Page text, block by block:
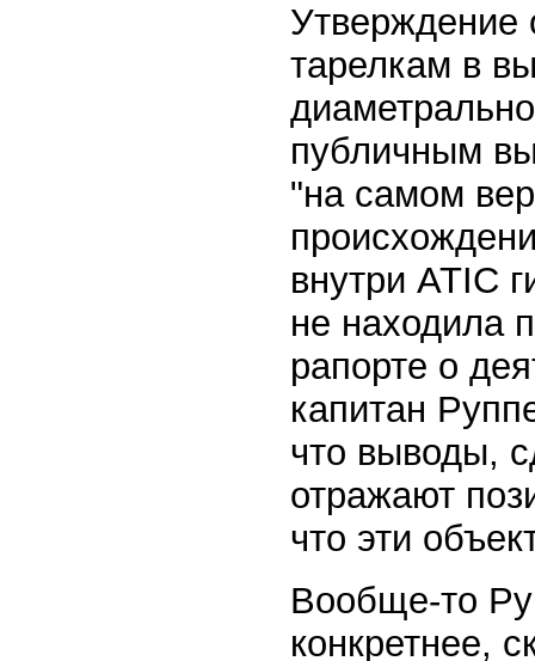
Утверждение
тарелкам в
публичным
"на самом
внутри ATIC
не находила
рапорте о
капитан
что выводы,
отражают
что эти
Вообще-то
конкретнее,